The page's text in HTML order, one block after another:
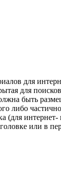
для
для
быть
либо
(для
или в